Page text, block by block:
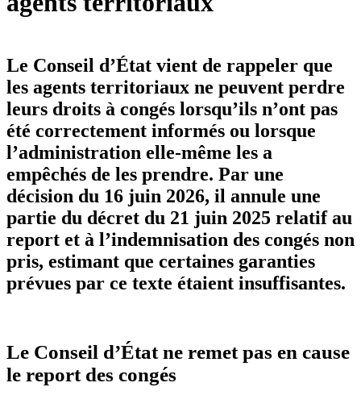
Le Conseil d’État vient de rappeler que
les agents territoriaux ne peuvent perdre
leurs droits à congés lorsqu’ils n’ont pas
été correctement informés ou lorsque
l’administration elle-même les a
empêchés de les prendre. Par une
décision du 16 juin 2026, il annule une
partie du décret du 21 juin 2025 relatif au
report et à l’indemnisation des congés non
pris, estimant que certaines garanties
prévues par ce texte étaient insuffisantes.
Le Conseil d’État ne remet pas en cause
le report des congés